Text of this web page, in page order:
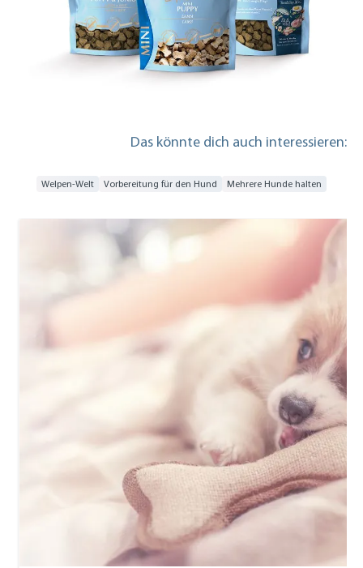
Das könnte dich auch interessieren:
Welpen-Welt Vorbereitung für den Hund Mehrere Hunde halten